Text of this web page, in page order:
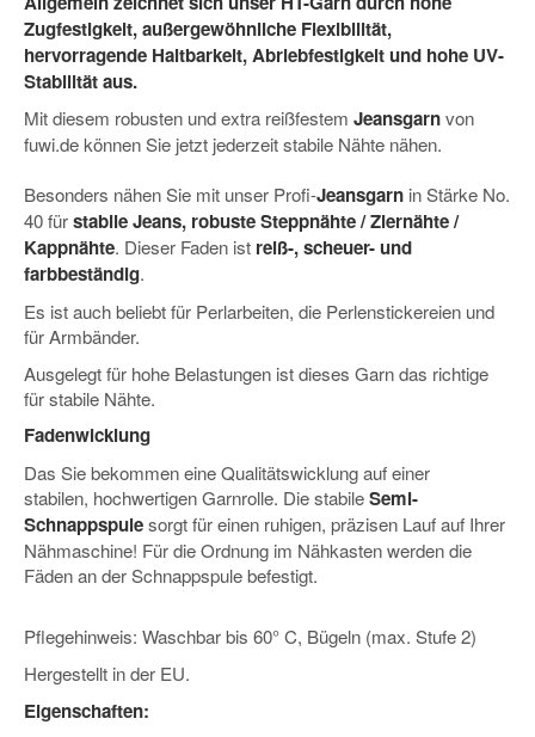
Zugfestigkeit, außergewöhnliche Flexibilität,
hervorragende Haltbarkeit, Abriebfestigkeit und hohe UV-
Stabilität aus.
Mit diesem robusten und extra reißfestem Jeansgarnvon
fuwi.de können Sie jetzt jederzeit stabile Nähte nähen.
Besonders nähen Sie mit unser Profi-Jeansgarn in Stärke No.
40 fürstabileJeans, robuste Steppnähte / Ziernähte /
Kappnähte. Dieser Faden ist reiß-, scheuer- und
farbbeständig.
Es ist auch beliebt für Perlarbeiten, die Perlenstickereien und
für Armbänder.
Ausgelegt für hohe Belastungen ist dieses Garn das richtige
für stabile Nähte.
Fadenwicklung
Das Sie bekommen eine Qualitätswicklung auf einer
stabilen, hochwertigen Garnrolle. Die stabileSemi-
Schnappspulesorgt für einen ruhigen, präzisen Lauf auf Ihrer
Nähmaschine! Für die Ordnung im Nähkasten werden die
Fäden an der Schnappspule befestigt.
Pflegehinweis: Waschbar bis 60° C, Bügeln (max. Stufe 2)
Hergestellt in der EU.
Eigenschaften: